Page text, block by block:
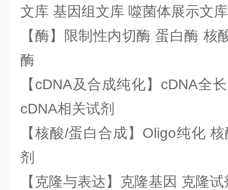
文库 基因组文库 噬菌体展示文库
【酶】限制性内切酶 蛋白酶 核
酶
【cDNA及合成纯化】cDNA全
cDNA相关试剂
【核酸/蛋白合成】Oligo纯化
剂
【克隆与表达】克隆基因 克隆